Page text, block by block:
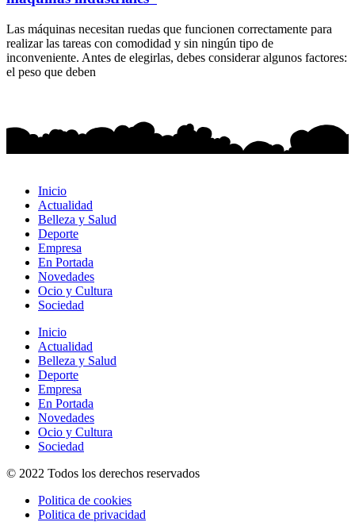
Las máquinas necesitan ruedas que funcionen correctamente para
realizar las tareas con comodidad y sin ningún tipo de
inconveniente. Antes de elegirlas, debes considerar algunos factores:
el peso que deben
Inicio
Actualidad
Belleza y Salud
Deporte
Empresa
En Portada
Novedades
Ocio y Cultura
Sociedad
Inicio
Actualidad
Belleza y Salud
Deporte
Empresa
En Portada
Novedades
Ocio y Cultura
Sociedad
© 2022 Todos los derechos reservados
Politica de cookies
Politica de privacidad